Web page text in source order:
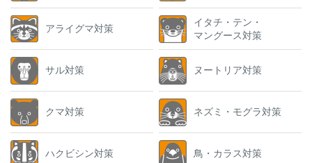
アライグマ対策
サル対策
クマ対策
ハクビシン対策
イタチ・テン・
マングース対策
ヌートリア対策
ネズミ・モグラ対策
鳥・カラス対策